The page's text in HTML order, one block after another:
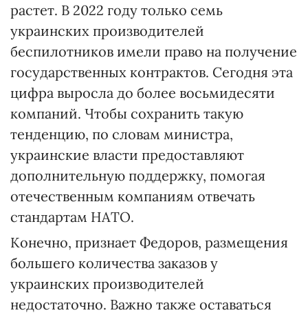
растет. В 2022 году только семь
украинских производителей
беспилотников имели право на получение
государственных контрактов. Сегодня эта
цифра выросла до более восьмидесяти
компаний. Чтобы сохранить такую
тенденцию, по словам министра,
украинские власти предоставляют
дополнительную поддержку, помогая
отечественным компаниям отвечать
стандартам НАТО.
Конечно, признает Федоров, размещения
большего количества заказов у
украинских производителей
недостаточно. Важно также оставаться